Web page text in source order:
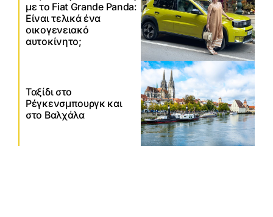
με το Fiat Grande Panda:
Είναι τελικά ένα
οικογενειακό
αυτοκίνητο;
Ταξίδι στο
Ρέγκενσμπουργκ και
στο Βαλχάλα